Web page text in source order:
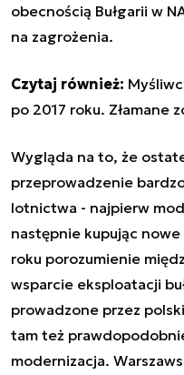
obecnością Bułgarii w
na zagrożenia.
Czytaj również:
po 2017 roku. Złamane
Wygląda na to, że
przeprowadzenie
lotnictwa - najpierw
następnie kupując
roku porozumienie
wsparcie eksploatacji
prowadzone przez
tam też
modernizacja.